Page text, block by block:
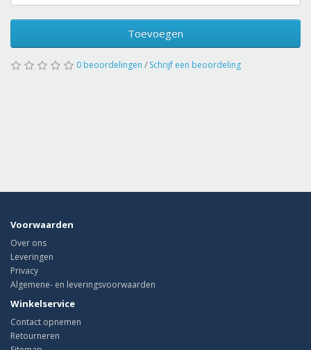
Toevoegen
0 beoordelingen / Schrijf een beoordeling
Voorwaarden
Over ons
Leveringen
Privacy
Algemene- en leveringsvoorwaarden
Winkelservice
Contact opnemen
Retourneren